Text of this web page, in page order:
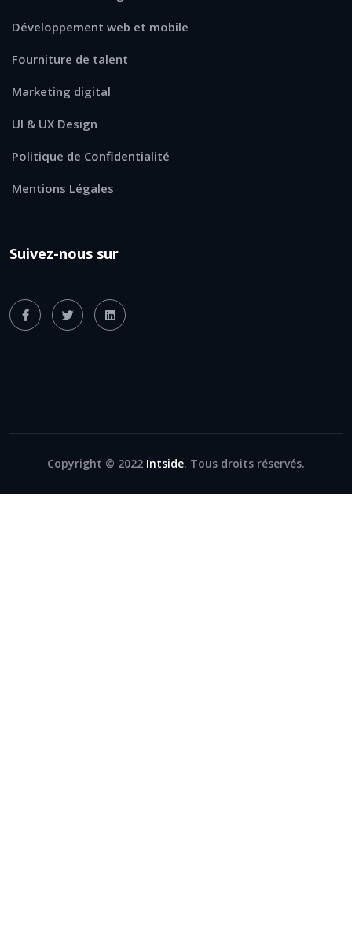
Développement web et mobile
Fourniture de talent
Marketing digital
UI & UX Design
Politique de Confidentialité
Mentions Légales
Suivez-nous sur
Copyright © 2022 Intside. Tous droits réservés.